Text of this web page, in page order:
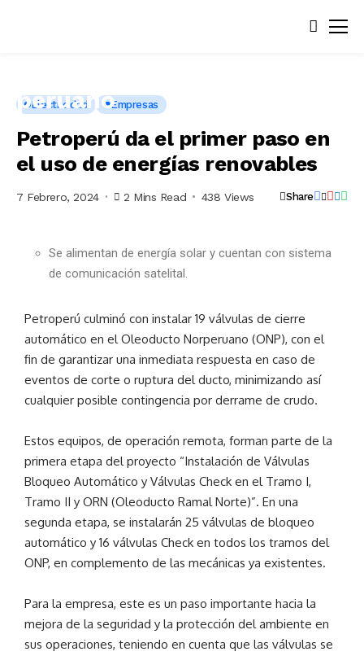
Electricidad Empresas
Petroperú da el primer paso en
el uso de energías renovables
7 Febrero, 2024 2 Mins Read 438 Views Share
Se alimentan de energía solar y cuentan con sistema
de comunicación satelital.
Petroperú culminó con instalar 19 válvulas de cierre
automático en el Oleoducto Norperuano (ONP), con el
fin de garantizar una inmediata respuesta en caso de
eventos de corte o ruptura del ducto, minimizando así
cualquier posible contingencia por derrame de crudo.
Estos equipos, de operación remota, forman parte de la
primera etapa del proyecto “Instalación de Válvulas
Bloqueo Automático y Válvulas Check en el Tramo I,
Tramo II y ORN (Oleoducto Ramal Norte)”. En una
segunda etapa, se instalarán 25 válvulas de bloqueo
automático y 16 válvulas Check en todos los tramos del
ONP, en complemento de las mecánicas ya existentes.
Para la empresa, este es un paso importante hacia la
mejora de la seguridad y la protección del ambiente en
sus operaciones, teniendo en cuenta que las válvulas se